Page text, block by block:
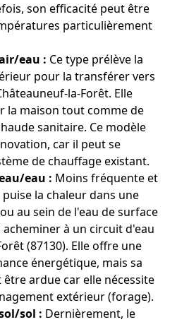
son efficacité peut être
particulièrement
eau : Ce type prélève la
pour la transférer vers
la-Forêt. Elle
la maison tout comme de
sanitaire. Ce modèle
car il peut se
de chauffage existant.
eau : Moins fréquente et
la chaleur dans une
au sein de l'eau de surface
à un circuit d'eau
(87130). Elle offre une
énergétique, mais sa
être ardue car elle nécessite
extérieur (forage).
sol : Dernièrement, le